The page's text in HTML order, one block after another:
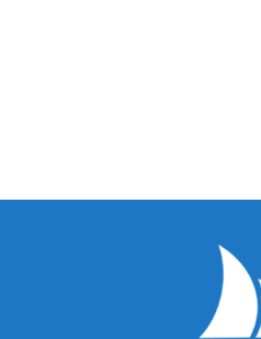
19h00